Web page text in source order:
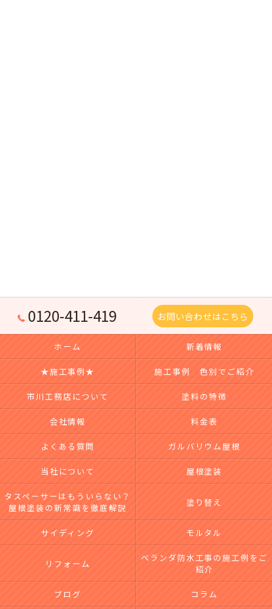
0120-411-419 お問い合わせはこちら
ホーム 新着情報
★施工事例★ 施工事例 色別でご紹介
市川工務店について 塗料の特徴
会社情報 料金表
よくある質問 ガルバリウム屋根
当社について 屋根塗装
タスペーサーはもういらない？
屋根塗装の新常識を徹底解説
塗り替え
サイディング モルタル
リフォーム
ベランダ防水工事の施工例をご
紹介
ブログ コラム